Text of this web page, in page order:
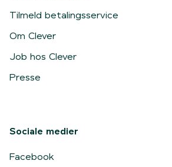
Tilmeld betalingsservice
Om Clever
Job hos Clever
Presse
Sociale medier
Facebook